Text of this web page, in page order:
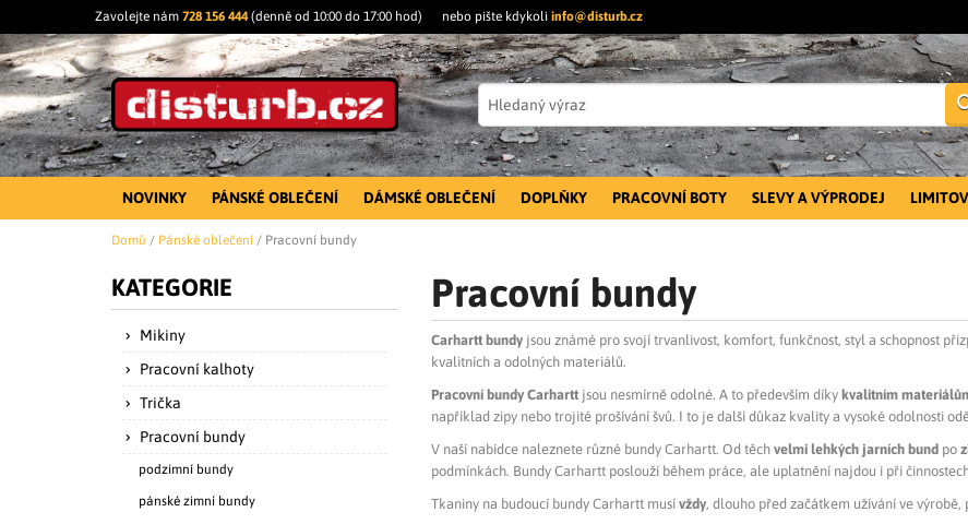
Zavolejte nám 728 156 444 (denně od 10:00 do 17:00 hod) nebo pište kdykoli info@disturb.cz
NOVINKY PÁNSKÉ OBLEČENÍ DÁMSKÉ OBLEČENÍ DOPLŇKY PRACOVNÍ BOTY SLEVY A VÝPRODEJ
Domů / Pánské oblečení / Pracovní bundy
KATEGORIE
Mikiny
Pracovní kalhoty
Trička
Pracovní bundy
podzimní bundy
pánské zimní bundy
Pracovní bundy
Carhartt bundyjsou známé pro svojí trvanlivost, komfort, funkčnost, styl a schopnost
kvalitních a odolných materiálů.
Pracovní bundy Carhartt jsou nesmírně odolné. A to především díky kvalitním
například zipy nebo trojité prošívání švů. I to je další důkaz kvality a vysoké odolnosti
V naší nabídce naleznete různé bundy Carhartt. Od těchvelmi lehkých jarních bundpo
podmínkách. Bundy Carhartt poslouží během práce, ale uplatnění najdou i při
Tkaniny na budoucí bundy Carhartt musí vždy, dlouho před začátkem užívání ve výrobě,